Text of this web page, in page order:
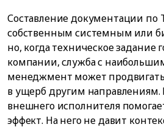
Составление документации по
собственным системным или
но, когда техническое задание
компании, служба с
менеджмент может
в ущерб другим
внешнего исполнителя
эффект. На него не давит